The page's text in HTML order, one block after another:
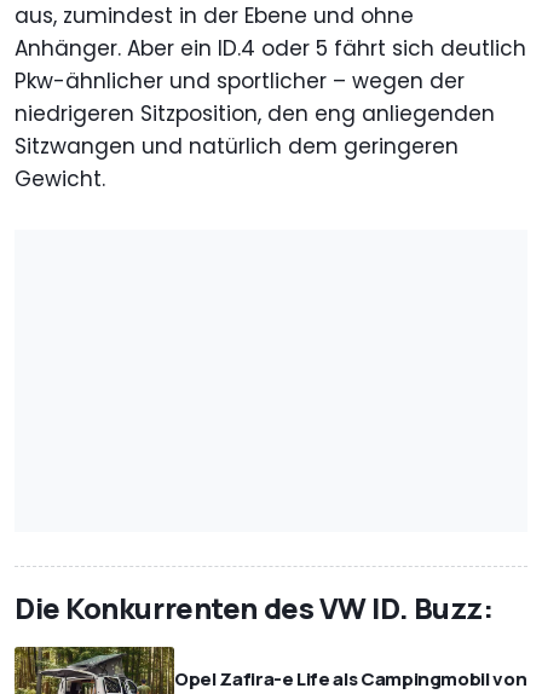
aus, zumindest in der Ebene und ohne
Anhänger. Aber ein ID.4 oder 5 fährt sich deutlich
Pkw-ähnlicher und sportlicher – wegen der
niedrigeren Sitzposition, den eng anliegenden
Sitzwangen und natürlich dem geringeren
Gewicht.
Die Konkurrenten des VW ID. Buzz:
Opel Zafira-e Life als Campingmobil von